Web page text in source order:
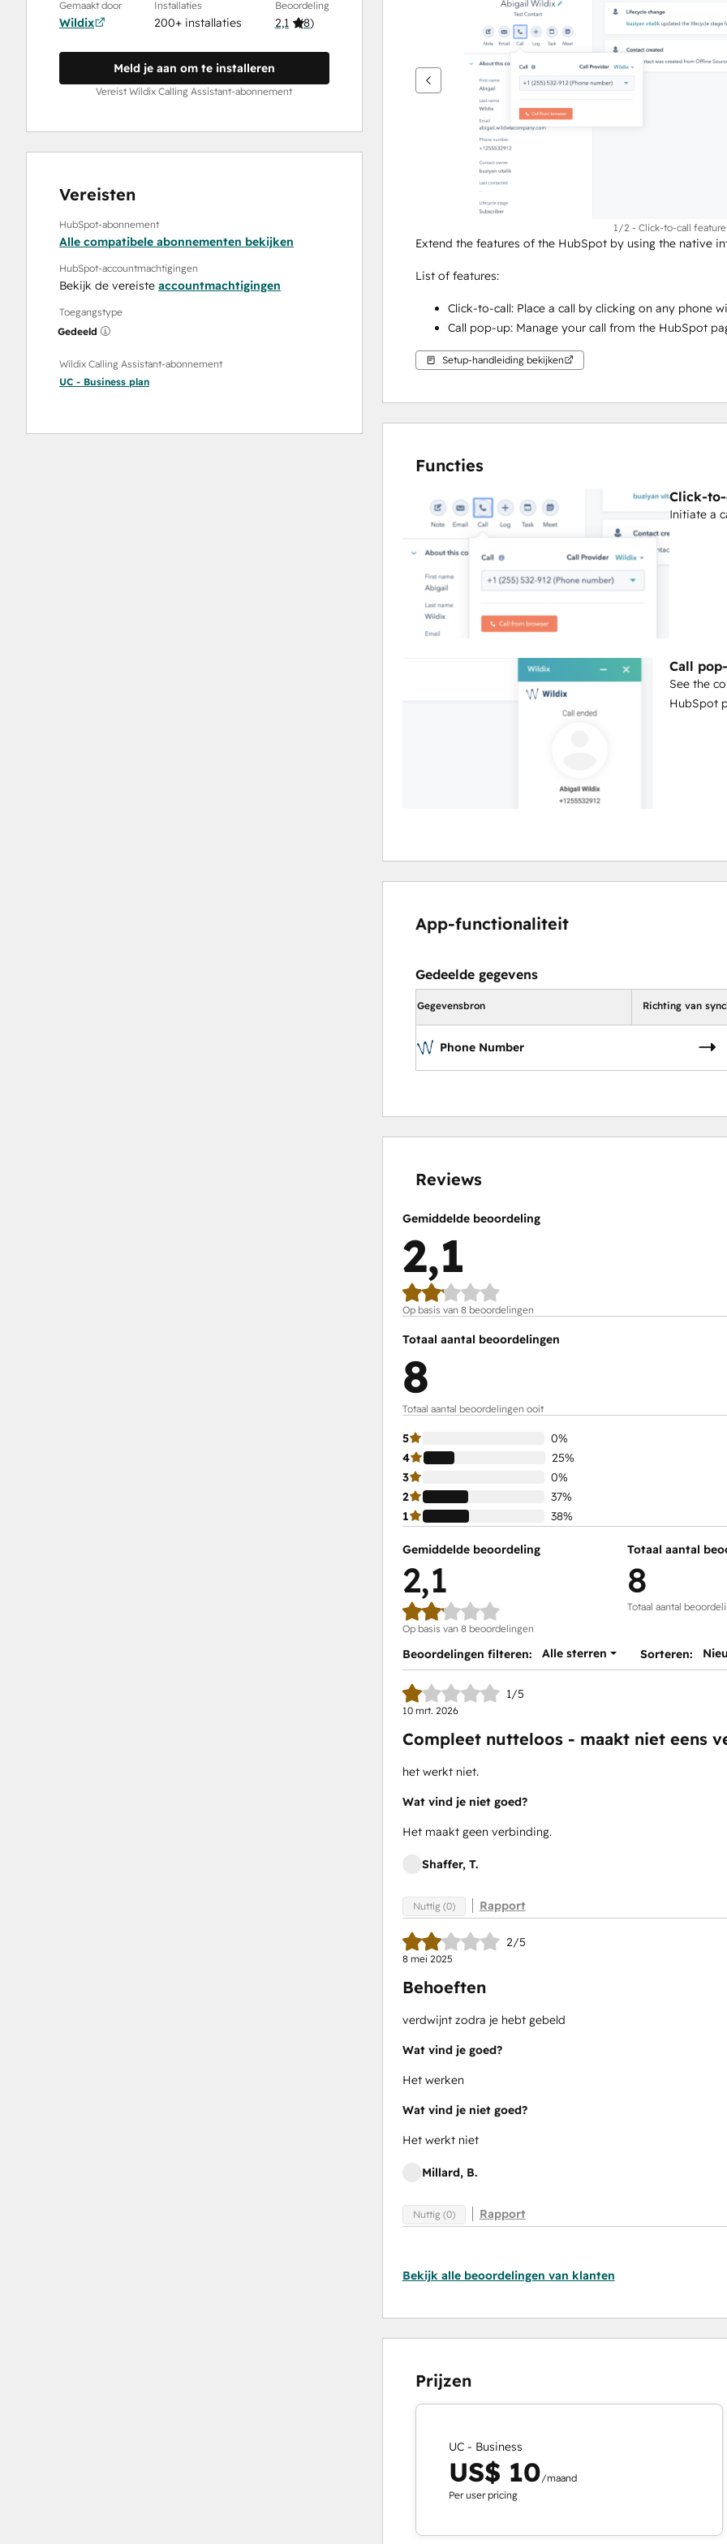
Gemaakt door
Wildix
Installaties
200+ installaties
Beoordeling
2,1 (8)
Meld je aan om te installeren
Vereist Wildix Calling Assistant-abonnement
Vereisten
HubSpot-abonnement
Alle compatibele abonnementen bekijken
HubSpot-accountmachtigingen
Bekijk de vereiste accountmachtigingen
Toegangstype
Gedeeld
Wildix Calling Assistant-abonnement
UC - Business plan
te
geven
1/2 - Click-to-call
Extend the features of the HubSpot by using the native
List of features:
Click-to-call: Place a call by clicking on any phone
Call pop-up: Manage your call from the HubSpot
Setup-handleiding bekijken
Functies
Click-
Initiate a
Call
See the
HubSpot
App-functionaliteit
Gedeelde gegevens
Gegevensbron Richting van
Phone Number
Reviews
Gemiddelde beoordeling
2,1
Op basis van 8 beoordelingen
Totaal aantal beoordelingen
8
Totaal aantal beoordelingen ooit
5
0%
4
25%
3
0%
2
37%
1
38%
Gemiddelde beoordeling
2,1
Op basis van 8 beoordelingen
Totaal aantal
8
Totaal aantal
Beoordelingen filteren:
Alle sterren Sorteren:
1/5
10 mrt. 2026
Compleet nutteloos - maakt niet eens
het werkt niet.
Wat vind je niet goed?
Het maakt geen verbinding.
Shaffer, T.
Nuttig (0) Rapport
2/5
8 mei 2025
Behoeften
verdwijnt zodra je hebt gebeld
Wat vind je goed?
Het werken
Wat vind je niet goed?
Het werkt niet
Millard, B.
Nuttig (0) Rapport
Bekijk alle beoordelingen van klanten
Prijzen
UC - Business
US$ 10/maand
Per user pricing